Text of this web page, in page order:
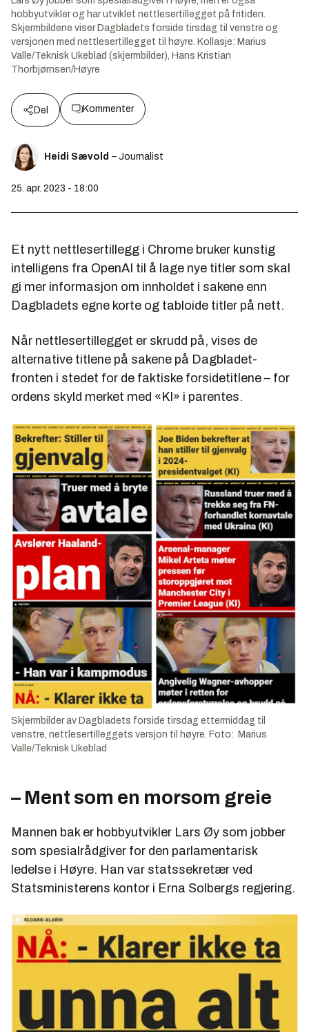
hobbyutvikler og har utviklet nettlesertillegget på fritiden.
Skjermbildene viser Dagbladets forside tirsdag til venstre og
versjonen med nettlesertillegget til høyre. Kollasje: Marius
Valle/Teknisk Ukeblad (skjermbilder), Hans Kristian
Thorbjørnsen/Høyre
Del Kommenter
Heidi Sævold – Journalist
25. apr. 2023 - 18:00
Et nytt nettlesertillegg i Chrome bruker kunstig
intelligens fra OpenAI til å lage nye titler som skal
gi mer informasjon om innholdet i sakene enn
Dagbladets egne korte og tabloide titler på nett.
Når nettlesertillegget er skrudd på, vises de
alternative titlene på sakene på Dagbladet-
fronten i stedet for de faktiske forsidetitlene – for
ordens skyld merket med «KI» i parentes.
Skjermbilder av Dagbladets forside tirsdag ettermiddag til
venstre, nettlesertilleggets versjon til høyre. Foto: Marius
Valle/Teknisk Ukeblad
– Ment som en morsom greie
Mannen bak er hobbyutvikler Lars Øy som jobber
som spesialrådgiver for den parlamentarisk
ledelse i Høyre. Han var statssekretær ved
Statsministerens kontor i Erna Solbergs regjering.